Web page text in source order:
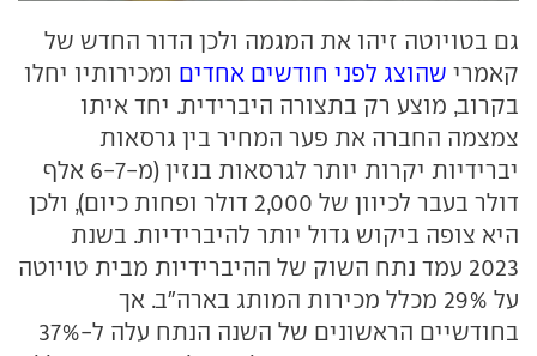
גם בטויוטה זיהו את המגמה ולכן הדור החדש של
קאמרי שהוצג לפני חודשים אחדים ומכירותיו יחלו
בקרוב, מוצע רק בתצורה היברידית. יחד איתו
צמצמה החברה את פער המחיר בין גרסאות
יברידיות יקרות יותר לגרסאות בנזין (מ-6-7 אלף
דולר בעבר לכיוון של 2,000 דולר ופחות כיום), ולכן
היא צופה ביקוש גדול יותר להיברידיות. בשנת
2023 עמד נתח השוק של ההיברידיות מבית טויוטה
על 29% מכלל מכירות המותג בארה"ב. אך
בחודשיים הראשונים של השנה הנתח עלה ל-37%